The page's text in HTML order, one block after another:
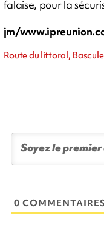
falaise, pour la
jm/
Route du littoral,
0 COMMENTAIRES